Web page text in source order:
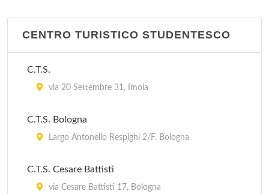
CENTRO TURISTICO STUDENTESCO
C.T.S.
via 20 Settembre 31, Imola
C.T.S. Bologna
Largo Antonello Respighi 2/F, Bologna
C.T.S. Cesare Battisti
via Cesare Battisti 17, Bologna